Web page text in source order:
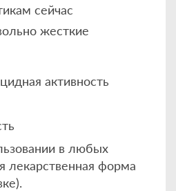
сейчас
жесткие
активность
в любых
лекарственная форма